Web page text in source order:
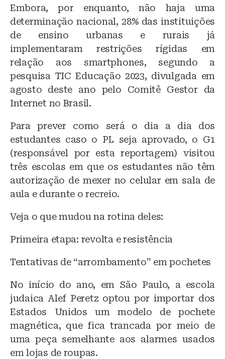
Embora, por enquanto, não haja uma
determinação nacional, 28% das instituições
de ensino urbanas e rurais já
implementaram restrições rígidas em
relação aos smartphones, segundo a
pesquisa TIC Educação 2023, divulgada em
agosto deste ano pelo Comitê Gestor da
Internet no Brasil.
Para prever como será o dia a dia dos
estudantes caso o PL seja aprovado, o G1
(responsável por esta reportagem) visitou
três escolas em que os estudantes não têm
autorização de mexer no celular em sala de
aula e durante o recreio.
Veja o que mudou na rotina deles:
Primeira etapa: revolta e resistência
Tentativas de “arrombamento” em pochetes
No início do ano, em São Paulo, a escola
judaica Alef Peretz optou por importar dos
Estados Unidos um modelo de pochete
magnética, que fica trancada por meio de
uma peça semelhante aos alarmes usados
em lojas de roupas.